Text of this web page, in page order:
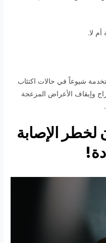
لا.
شيوعاً في حالات اكتئاب
وإيقاف الأعراض المزعجة
لخطر الإصابة